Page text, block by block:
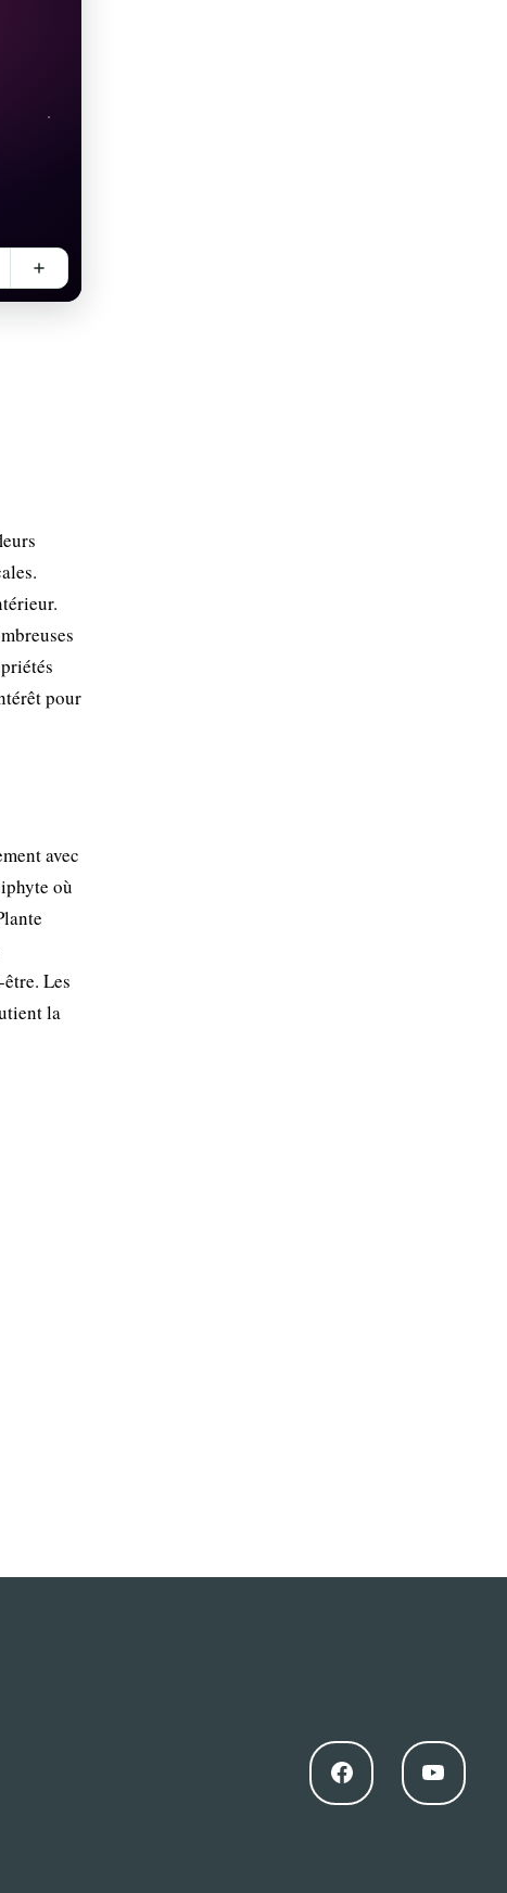
pour
avec
où
Les
la